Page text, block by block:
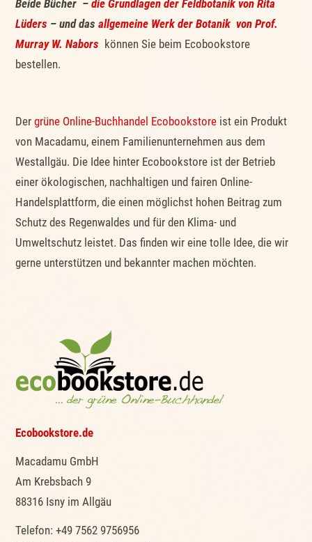
Beide Bücher –die Grundlagen der Feldbotanik von Rita
Lüders – und dasallgemeine Werk der Botanik von Prof.
Murray W. Nabors können Sie beim Ecobookstore
bestellen.
Dergrüne Online-Buchhandel Ecobookstore ist ein Produkt
von Macadamu, einem Familienunternehmen aus dem
Westallgäu. Die Idee hinter Ecobookstore ist der Betrieb
einer ökologischen, nachhaltigen und fairen Online-
Handelsplattform, die einen möglichst hohen Beitrag zum
Schutz des Regenwaldes und für den Klima- und
Umweltschutz leistet. Das finden wir eine tolle Idee, die wir
gerne unterstützen und bekannter machen möchten.
Ecobookstore.de
Macadamu GmbH
Am Krebsbach 9
88316 Isny im Allgäu
Telefon: +49 7562 9756956